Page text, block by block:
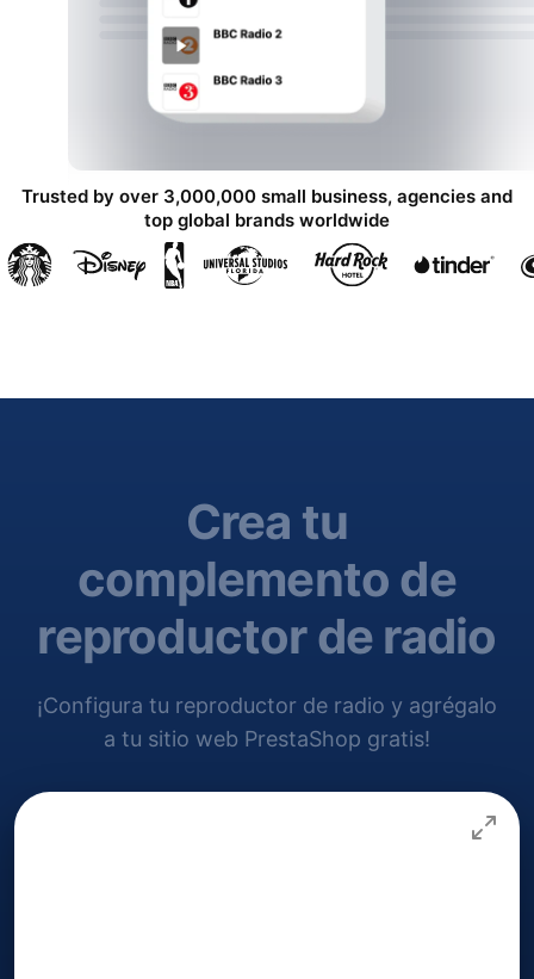
Trusted by over 3,000,000 small business, agencies and
top global brands worldwide
Crea tu
complemento de
reproductor de radio
¡Configura tu reproductor de radio y agrégalo
a tu sitio web PrestaShop gratis!